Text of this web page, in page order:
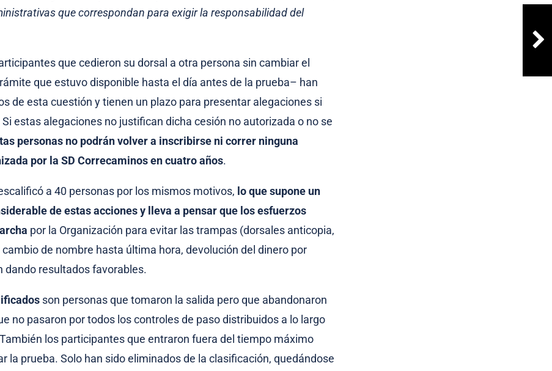
que correspondan para exigir la responsabilidad del
que cedieron su dorsal a otra persona sin cambiar el
que estuvo disponible hasta el día antes de la prueba– han
de esta cuestión y tienen un plazo para presentar alegaciones si
estas alegaciones no justifican dicha cesión no autorizada o no se
personas no podrán volver a inscribirse ni correr ninguna
por la SD Correcaminos en cuatro años.
a 40 personas por los mismos motivos, lo que supone un
de estas acciones y lleva a pensar que los esfuerzos
por la Organización para evitar las trampas (dorsales anticopia,
de nombre hasta última hora, devolución del dinero por
dando resultados favorables.
son personas que tomaron la salida pero que abandonaron
no pasaron por todos los controles de paso distribuidos a lo largo
los participantes que entraron fuera del tiempo máximo
la prueba. Solo han sido eliminados de la clasificación, quedándose